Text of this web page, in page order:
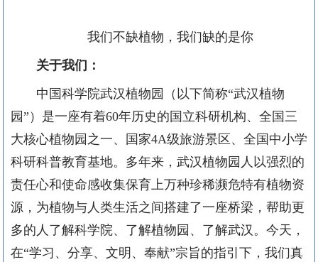
我们不缺植物，我们缺的是你
关于我们：
中国科学院武汉植物园（以下简称“武汉植物
园”）是一座有着60年历史的国立科研机构、全国三
大核心植物园之一、国家4A级旅游景区、全国中小学
科研科普教育基地。多年来，武汉植物园人以强烈的
责任心和使命感收集保育上万种珍稀濒危特有植物资
源，为植物与人类生活之间搭建了一座桥梁，帮助更
多的人了解科学院、了解植物园、了解武汉。今天，
在“学习、分享、文明、奉献”宗旨的指引下，我们真